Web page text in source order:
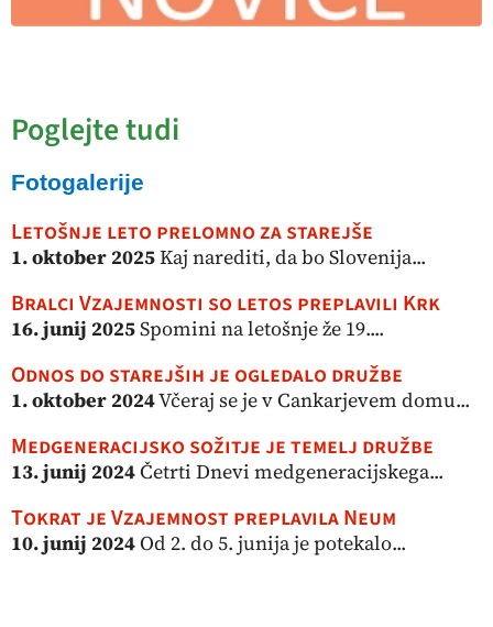
Poglejte tudi
Fotogalerije
Letošnje leto prelomno za starejše
1. oktober 2025Kaj narediti, da bo Slovenija...
Bralci Vzajemnosti so letos preplavili Krk
16. junij 2025Spomini na letošnje že 19....
Odnos do starejših je ogledalo družbe
1. oktober 2024Včeraj se je v Cankarjevem domu...
Medgeneracijsko sožitje je temelj družbe
13. junij 2024Četrti Dnevi medgeneracijskega...
Tokrat je Vzajemnost preplavila Neum
10. junij 2024Od 2. do 5. junija je potekalo...